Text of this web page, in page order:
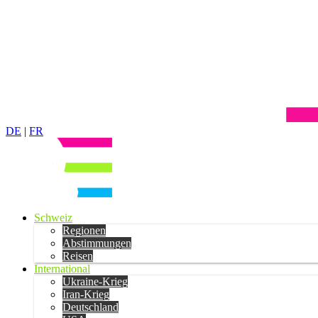
DE | FR
Schweiz
Regionen
Abstimmungen
Reisen
International
Ukraine-Krieg
Iran-Krieg
Deutschland